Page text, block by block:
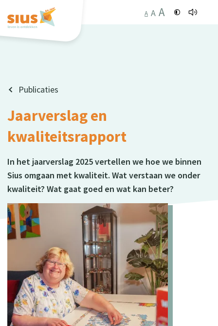
A A A
Publicaties
Jaarverslag en
kwaliteitsrapport
In het jaarverslag 2025 vertellen we hoe we binnen
Sius omgaan met kwaliteit. Wat verstaan we onder
kwaliteit? Wat gaat goed en wat kan beter?